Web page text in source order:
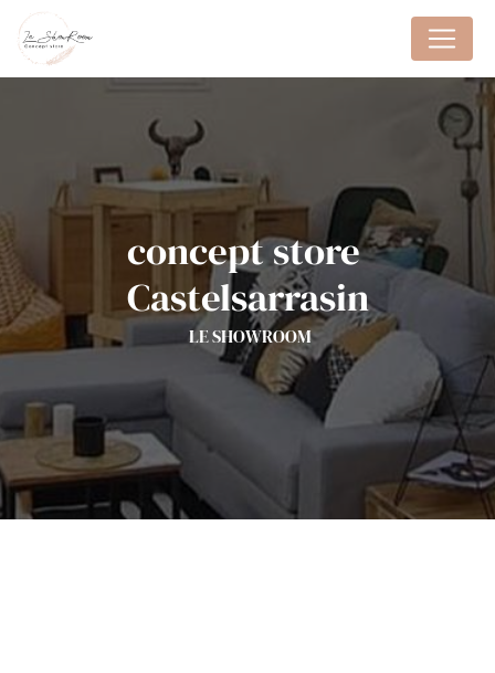
concept store
Castelsarrasin
LE SHOWROOM
Panneau de gestion des cookies